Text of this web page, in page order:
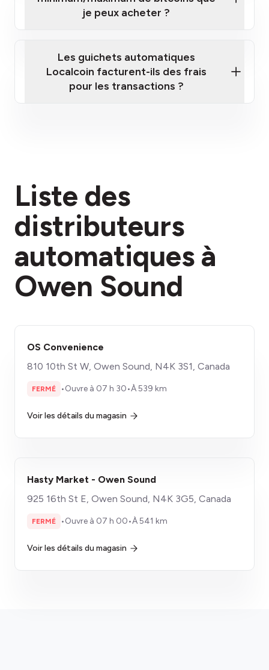
je peux acheter ?
Les guichets automatiques
Localcoin facturent-ils des frais
pour les transactions ?
section des frais
Liste des
distributeurs
automatiques à
Owen Sound
OS Convenience
810 10th St W, Owen Sound, N4K 3S1, Canada
FERMÉ •Ouvre à 07 h 30•À 539 km
Voir les détails du magasin
Hasty Market - Owen Sound
925 16th St E, Owen Sound, N4K 3G5, Canada
FERMÉ •Ouvre à 07 h 00•À 541 km
Voir les détails du magasin